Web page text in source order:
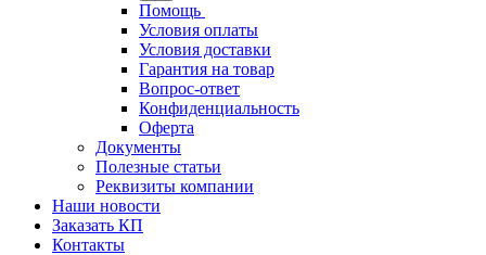
Помощь
Условия оплаты
Условия доставки
Гарантия на товар
Вопрос-ответ
Конфиденциальность
Оферта
Документы
Полезные статьи
Реквизиты компании
Наши новости
Заказать КП
Контакты